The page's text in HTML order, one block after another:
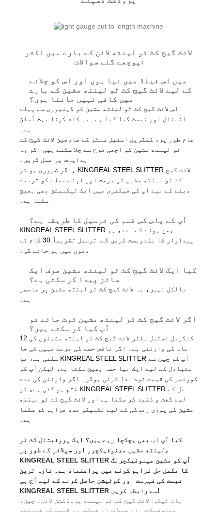
لائٹ گیج کٹ ٹو لینتھ لائن کے بارے میں اکثر
پوچھے گئے سوالات:
میں اس فیلڈ میں نیا ہوں اور اس کو چلانے
کے لیے لائٹ گیج کٹ ٹو لینتھ مشین کے بارے
میں کافی نہیں جانتا ہوں؟
اس لائٹ گیج کٹ ٹو لینتھ مشین کو ڈیلیوری سے پہلے
انسٹال اور ٹیسٹ کیا گیا ہے۔ یہ کام کرنا بہت آسان
ہے۔
عام طور پر، کنگریل اسٹیل سلٹر کے صارفین لائٹ گیج کٹ
ٹو لینتھ مشین کو اچھی طرح سے چلا سکتے ہیں اگر وہ
ہدایات پر عمل کریں۔
اگر ضروری ہو تو، KINGREAL STEEL SLITTER لائٹ گیج
کٹ ٹو لینتھ مشین کی مرمت اور اپنے عملے کو تربیت
دینے کے لیے آپ کی فیکٹری میں ایک ٹیکنیشن بھی بھیج
سکتا ہے۔
آپ کے پاس کس قسم کی ترسیل کا طریقہ ہے؟
KINGREAL STEEL SLITTER جمع ہونے کے بعد، ہم
پیداوار کا بندوبست کریں گے. ترسیل تقریباً 30 کام کے
دنوں میں ہو جائے گی۔
کیا ایک لائٹ گیج کٹ ٹو لینتھ مشین صرف ایک
سائز پیدا کر سکتی ہے؟
بالکل نہیں، یہ لائٹ گیج کٹ ٹو لینتھ مشین پر منحصر
ہے۔
اگر لائٹ گیج کٹ ٹو لینتھ مشین ٹوٹ جائے تو
آپ کیا کر سکتے ہیں؟
کنگریل اسٹیل سلٹر لائٹ گیج کٹ ٹو لینتھ مشینوں کی 12
ماہ کی وارنٹی ہے۔ اگر ناقص حصے کی مرمت نہیں کی جا
سکتی ہے، تو KINGREAL STEEL SLITTER آپ کو چین سے
متبادل کے لیے ایک نیا حصہ بھیج سکتا ہے، لیکن آپ کو
کورئیر کی قیمت خود ادا کرنی ہوگی۔ اگر وارنٹی کی مدت
ختم ہو گئی ہے، تو KINGREAL STEEL SLITTER حل کے
لیے گفت و شنید کر سکتا ہے اور لائٹ گیج کٹ ٹو لینتھ
مشین کی پوری زندگی کے لیے تکنیکی مدد فراہم کر سکتا
ہے۔
کیا آپ اب بھی ہچکچا رہے ہیں؟ ایک پروفیشنل کٹ ٹو
لینتھ مشین مینوفیکچرر اور سپلائر کے طور پر،
KINGREAL STEEL SLITTER آپ کو مشین مینوفیکچرنگ
کا مکمل حل فراہم کرنے میں پراعتماد ہے۔ تازہ ترین
قیمت کی فہرست اور کوٹیشن حاصل کرنے کے لیے آج ہی
KINGREAL STEEL SLITTER سے رابطہ کریں!
ہاٹ ٹیگز: لائٹ گیج کٹ ٹو لینتھ پروڈکشن لائن، چین،
مینوفیکچررز، سپلائرز، فیکٹری، قیمت کی فہرست،